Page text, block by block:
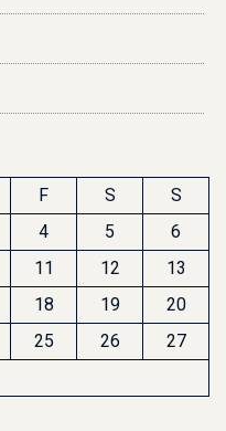
F S
S
4 5
6
11 12
13
18 19
20
25 26
27